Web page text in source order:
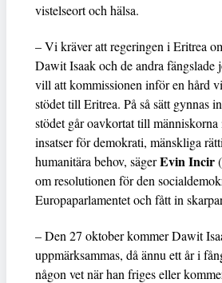
vistelseort och hälsa.
– Vi kräver att regeringen i Eritrea
Dawit Isaak och de andra fängslade
vill att kommissionen inför en hård
stödet till Eritrea. På så sätt gynnas
stödet går oavkortat till
insatser för demokrati, mänskliga
humanitära behov, sägerEvin Incir
om resolutionen för den
Europaparlamentet och fått in
– Den 27 oktober kommer Dawit
uppmärksammas, då ännu ett år i
någon vet när han friges eller